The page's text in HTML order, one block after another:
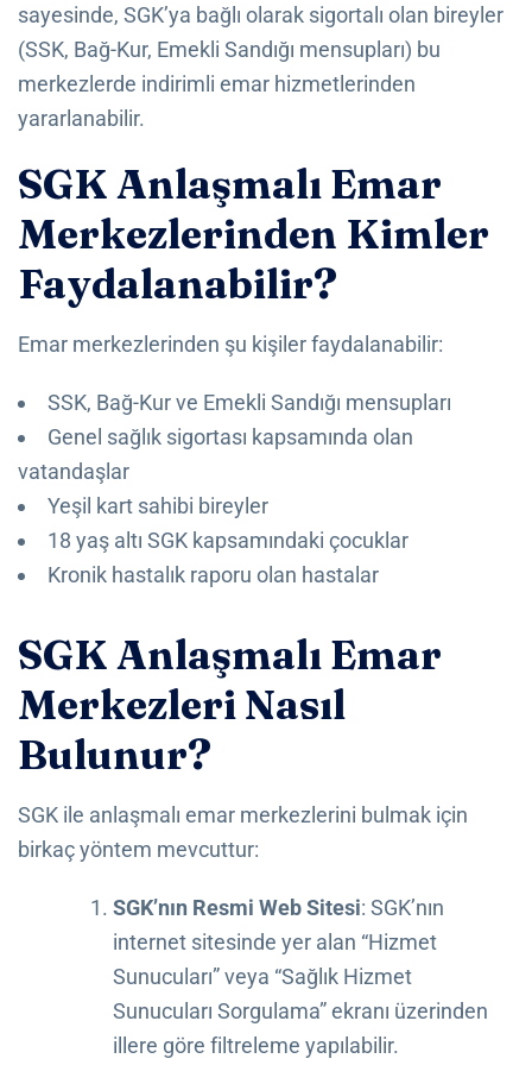
sayesinde, SGK’ya bağlı olarak sigortalı olan bireyler
(SSK, Bağ-Kur, Emekli Sandığı mensupları) bu
merkezlerde indirimli emar hizmetlerinden
yararlanabilir.
SGK Anlaşmalı Emar
Merkezlerinden Kimler
Faydalanabilir?
Emar merkezlerinden şu kişiler faydalanabilir:
SSK, Bağ-Kur ve Emekli Sandığı mensupları
Genel sağlık sigortası kapsamında olan
vatandaşlar
Yeşil kart sahibi bireyler
18 yaş altı SGK kapsamındaki çocuklar
Kronik hastalık raporu olan hastalar
SGK Anlaşmalı Emar
Merkezleri Nasıl
Bulunur?
SGK ile anlaşmalı emar merkezlerini bulmak için
birkaç yöntem mevcuttur:
SGK’nın Resmi Web Sitesi: SGK’nın
internet sitesinde yer alan “Hizmet
Sunucuları” veya “Sağlık Hizmet
Sunucuları Sorgulama” ekranı üzerinden
illere göre filtreleme yapılabilir.